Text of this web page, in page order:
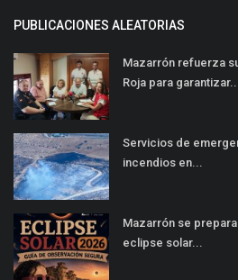
PUBLICACIONES ALEATORIAS
Mazarrón refuerza
Roja para
Servicios de
incendios en...
Mazarrón se
eclipse solar...